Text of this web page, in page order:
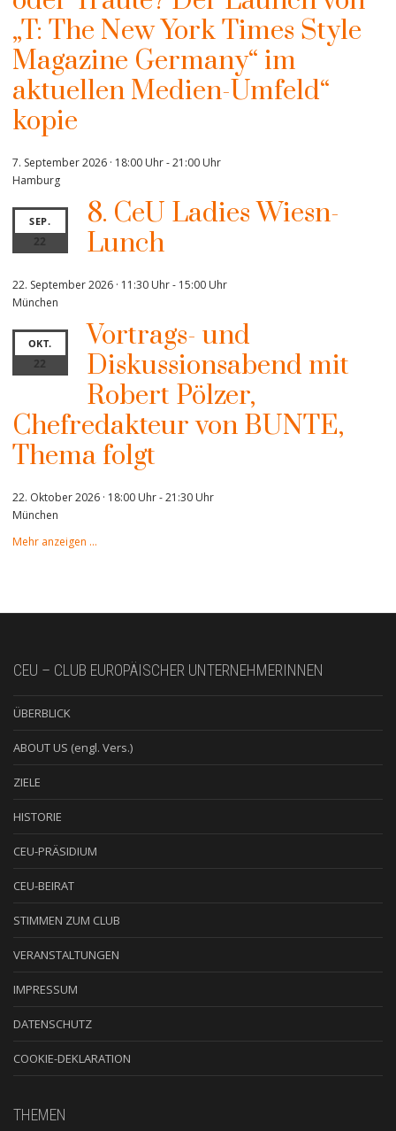
„T: The New York Times Style
Magazine Germany“ im
aktuellen Medien-Umfeld“
kopie
7. September 2026 · 18:00 Uhr-21:00 Uhr
Hamburg
SEP.
22
8. CeU Ladies Wiesn-
Lunch
22. September 2026 · 11:30 Uhr- 15:00 Uhr
München
OKT.
22
Vortrags- und
Diskussionsabend mit
Robert Pölzer,
Chefredakteur von BUNTE,
Thema folgt
22. Oktober 2026 · 18:00 Uhr-21:30 Uhr
München
Mehr anzeigen …
CEU – CLUB EUROPÄISCHER UNTERNEHMERINNEN
ÜBERBLICK
ABOUT US (engl. Vers.)
ZIELE
HISTORIE
CEU-PRÄSIDIUM
CEU-BEIRAT
STIMMEN ZUM CLUB
VERANSTALTUNGEN
IMPRESSUM
DATENSCHUTZ
COOKIE-DEKLARATION
THEMEN